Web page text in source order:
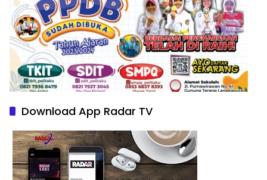
Download App Radar TV